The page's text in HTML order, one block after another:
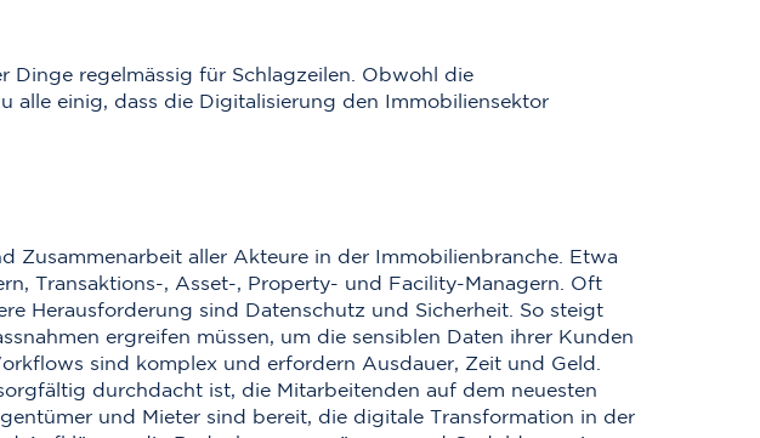
Dinge regelmässig für Schlagzeilen. Obwohl die
alle einig, dass die Digitalisierung den Immobiliensektor
aller Akteure in der Immobilienbranche. Etwa
Transaktions-, Asset-, Property- und Facility-Managern. Oft
Herausforderung sind Datenschutz und Sicherheit. So steigt
ergreifen müssen, um die sensiblen Daten ihrer Kunden
sind komplex und erfordern Ausdauer, Zeit und Geld.
durchdacht ist, die Mitarbeitenden auf dem neuesten
und Mieter sind bereit, die digitale Transformation in der